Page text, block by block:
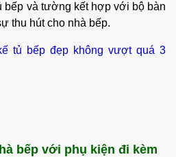
bếp và tường kết hợp với bộ bàn
thu hút cho nhà bếp.
tủ bếp đẹp không vượt quá 3
bếp với phụ kiện đi kèm